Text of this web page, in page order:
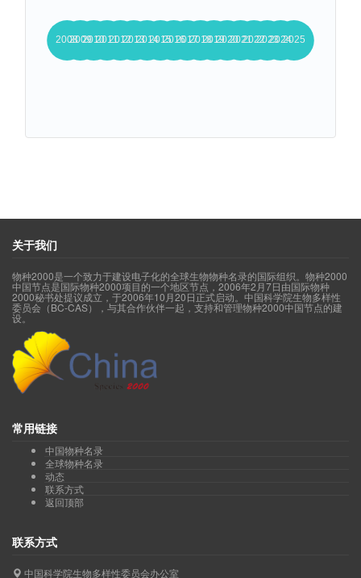
关于我们
物种2000是一个致力于建设电子化的全球生物物种名录的国际组织。物种2000
中国节点是国际物种2000项目的一个地区节点，2006年2月7日由国际物种
2000秘书处提议成立，于2006年10月20日正式启动。中国科学院生物多样性
委员会（BC-CAS），与其合作伙伴一起，支持和管理物种2000中国节点的建
设。
常用链接
中国物种名录
全球物种名录
动态
联系方式
返回顶部
联系方式
中国科学院生物多样性委员会办公室